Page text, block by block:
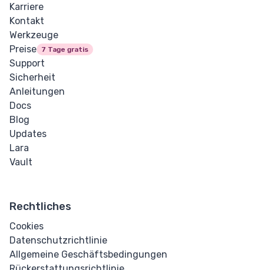
Karriere
Kontakt
Werkzeuge
Preise
7 Tage gratis
Support
Sicherheit
Anleitungen
Docs
Blog
Updates
Lara
Vault
Rechtliches
Cookies
Datenschutzrichtlinie
Allgemeine Geschäftsbedingungen